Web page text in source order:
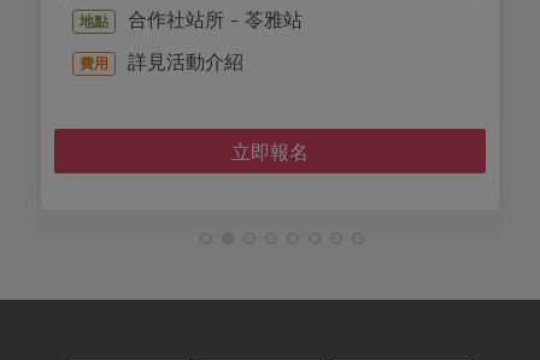
地點 合作社站所 - 苓雅站
費用 詳見活動介紹
立即報名